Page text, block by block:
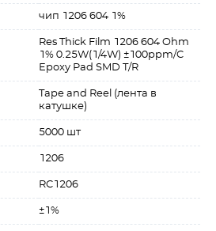
чип 1206 604 1%
Res Thick Film 1206 604 Ohm
1% 0.25W(1/4W) ±100ppm/C
Epoxy Pad SMD T/R
Tape and Reel (лента в
катушке)
5000 шт
1206
RC1206
±1%